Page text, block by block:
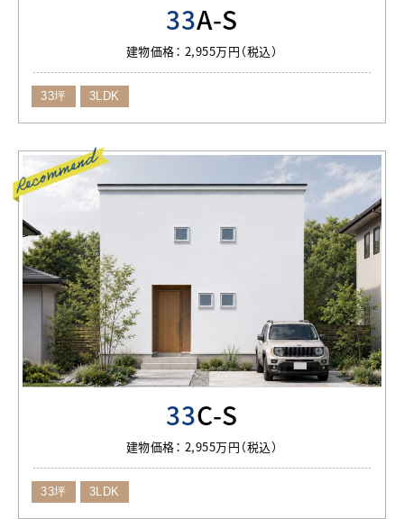
33A-S
建物価格： 2,955万円（税込）
33坪 3LDK
33C-S
建物価格： 2,955万円（税込）
33坪 3LDK